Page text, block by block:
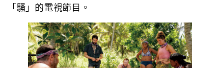
「騷」的電視節目。